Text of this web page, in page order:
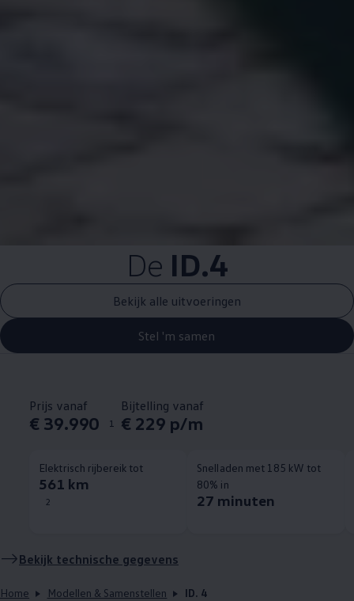
De ID.4
Bekijk alle uitvoeringen
Stel 'm samen
Prijs vanaf
€ 39.990 1
Bijtelling vanaf
€ 229 p/m
Elektrisch rijbereik tot
561 km
2
Snelladen met 185 kW tot
80% in
27 minuten
Bekijk technische gegevens
Home Modellen & Samenstellen ID. 4